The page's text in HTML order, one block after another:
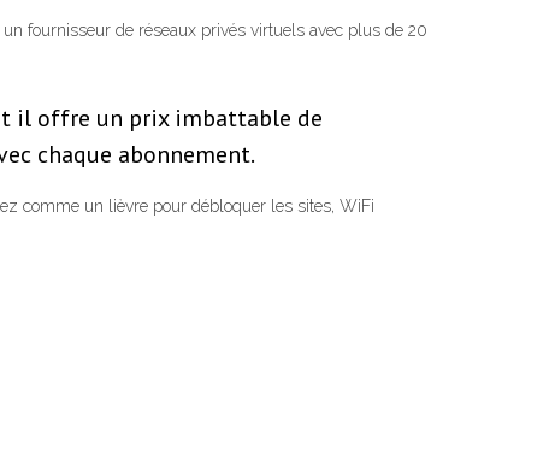
fournisseur de réseaux privés virtuels avec plus de 20
il offre un prix imbattable de
chaque abonnement.
comme un lièvre pour débloquer les sites, WiFi